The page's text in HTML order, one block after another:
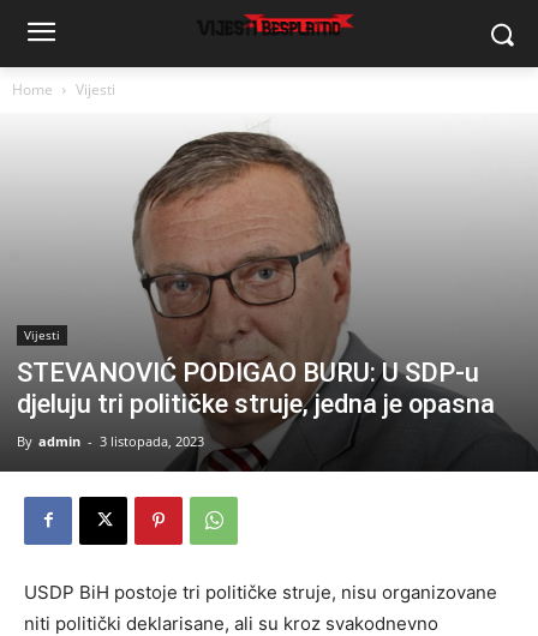
Home Vijesti
Vijesti
STEVANOVIĆ PODIGAO BURU: U SDP-u
djeluju tri političke struje, jedna je opasna
By admin - 3 listopada, 2023
USDP BiH postoje tri političke struje, nisu organizovane
niti politički deklarisane, ali su kroz svakodnevno